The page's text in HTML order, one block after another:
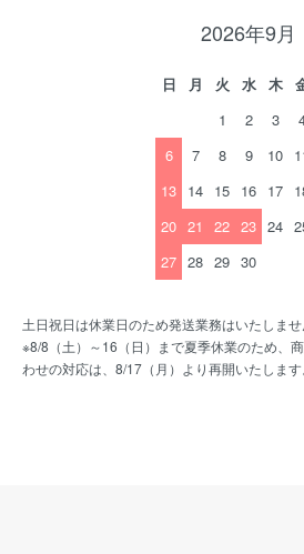
2026年9月
日 月 火 水 木
1
2 3
6
7 8 9 10
13 14 15 16 17
20 21 22 23 24
27 28 29 30
土日祝日は休業日のため発送業務はいたしませ
※8/8（土）～16（日）まで夏季休業のため、
わせの対応は、8/17（月）より再開いたします